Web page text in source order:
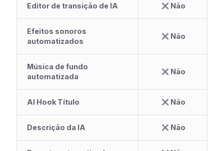
Editor de transição de IA Não
Efeitos sonoros
automatizados
Não
Música de fundo
automatizada
Não
AI Hook Título Não
Descrição da IA Não